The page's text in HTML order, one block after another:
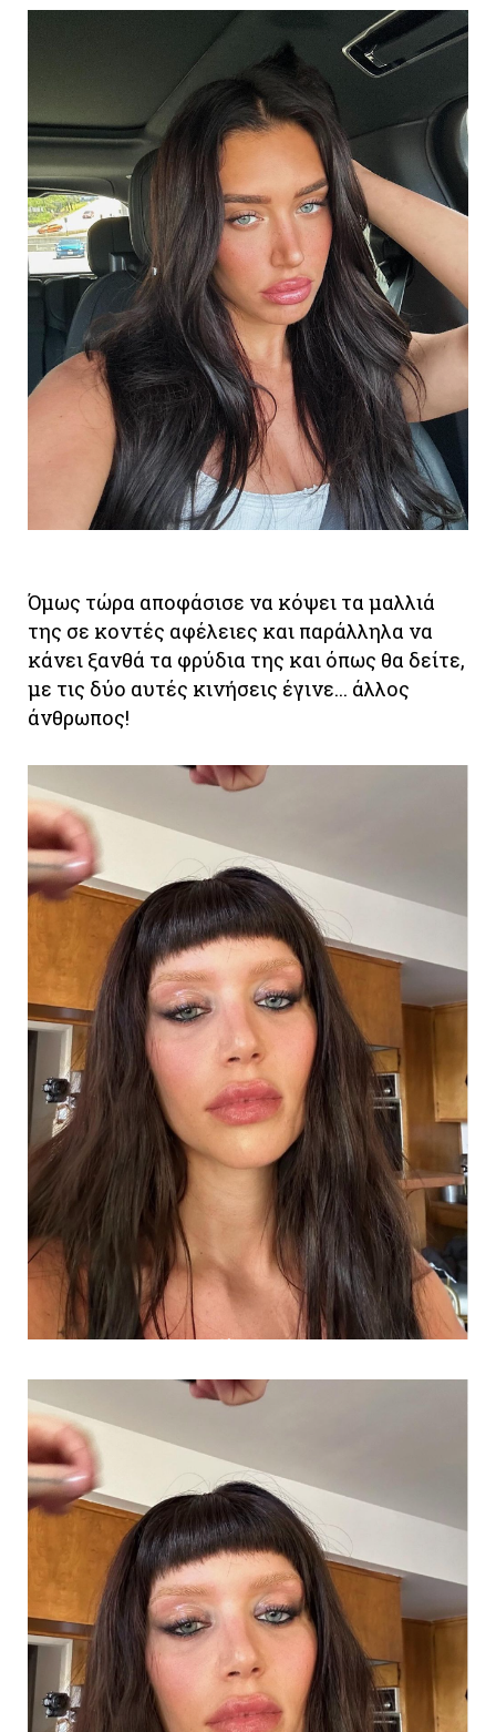
Όμως τώρα αποφάσισε να κόψει τα μαλλιά
της σε κοντές αφέλειες και παράλληλα να
κάνει ξανθά τα φρύδια της και όπως θα δείτε,
με τις δύο αυτές κινήσεις έγινε... άλλος
άνθρωπος!